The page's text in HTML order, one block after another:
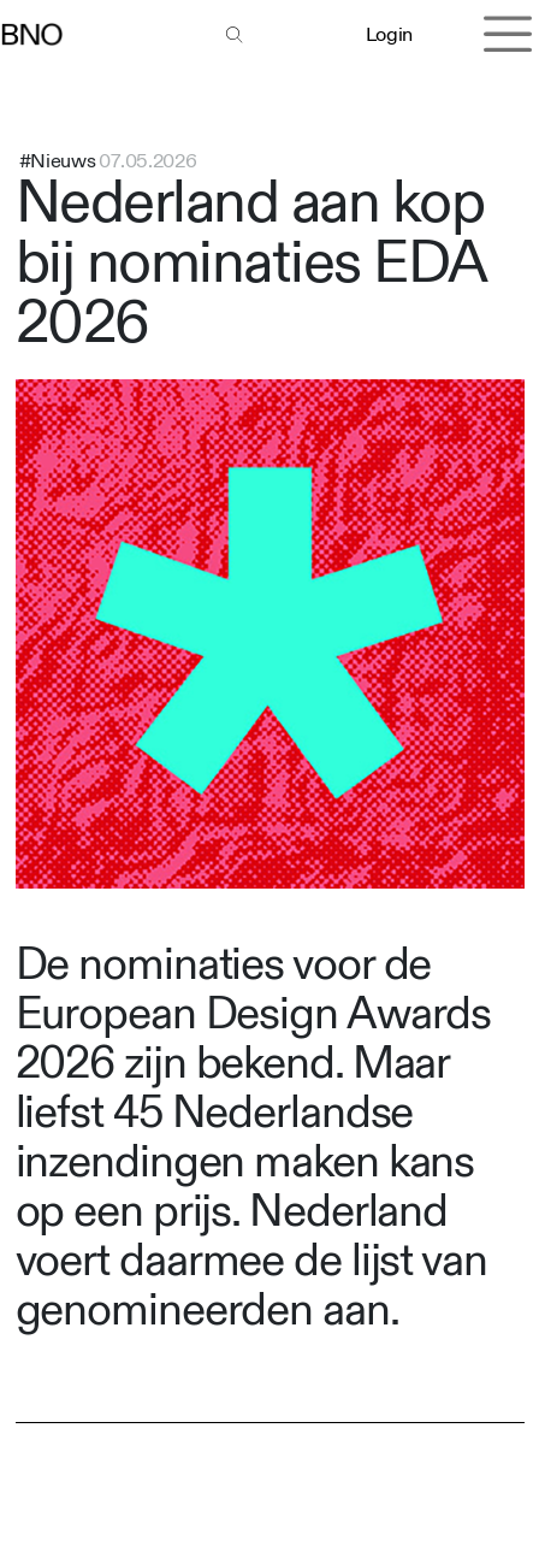
Login
#Nieuws07.05.2026
Nederland aan kop
bij nominaties EDA
2026
De nominaties voor de
European Design Awards
2026 zijn bekend. Maar
liefst 45 Nederlandse
inzendingen maken kans
op een prijs. Nederland
voert daarmee de lijst van
genomineerden aan.